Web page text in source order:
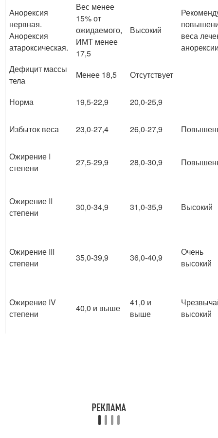
Анорексия
нервная.
Анорексия
атароксическая.
Вес менее
15% от
ожидаемого,
ИМТ менее
17,5
Высокий
веса
Дефицит массы
тела
Менее 18,5 Отсутствует
Норма 19,5-22,9 20,0-25,9
Избыток веса 23,0-27,4 26,0-27,9
Ожирение I
степени
27,5-29,9 28,0-30,9
Ожирение II
степени
30,0-34,9 31,0-35,9 Высокий
Ожирение III
степени
35,0-39,9 36,0-40,9
Очень
высокий
Ожирение IV
степени
40,0 и выше
41,0 и
выше
высокий